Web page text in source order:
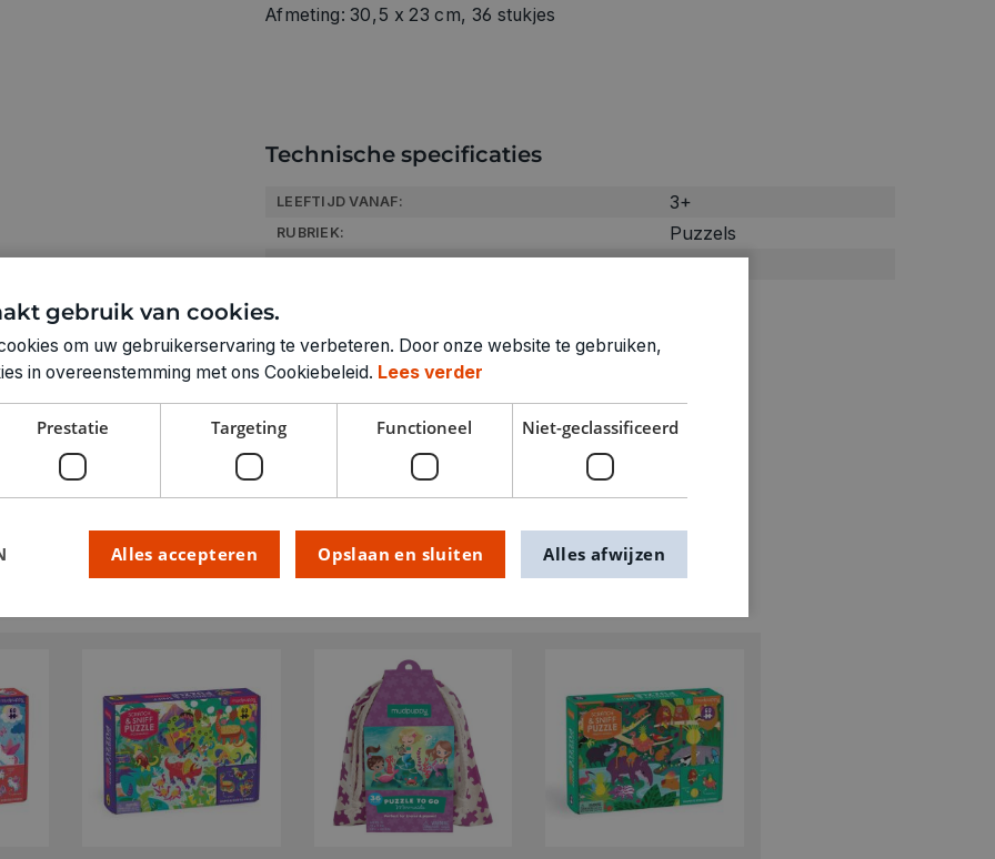
Afmeting: 30,5 x 23 cm, 36 stukjes
Technische specificaties
LEEFTIJD VANAF: 3+
RUBRIEK: Puzzels
0.163kg
gebruik van cookies.
om uw gebruikerservaring te verbeteren. Door onze website te gebruiken,
in overeenstemming met ons Cookiebeleid. Lees verder
Prestatie Targeting Functioneel Niet-geclassificeerd
Opslaan en sluiten
Alles accepteren Alles afwijzen